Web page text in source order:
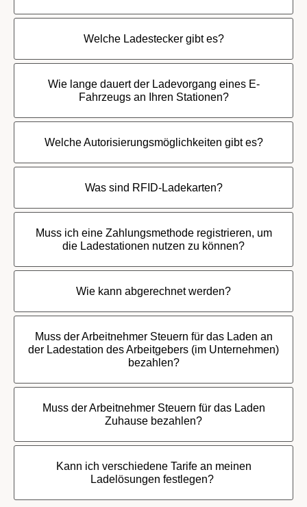
Welche Ladestecker gibt es?
Wie lange dauert der Ladevorgang eines E-
Fahrzeugs an Ihren Stationen?
Welche Autorisierungsmöglichkeiten gibt es?
Was sind RFID-Ladekarten?
Muss ich eine Zahlungsmethode registrieren, um
die Ladestationen nutzen zu können?
Wie kann abgerechnet werden?
Muss der Arbeitnehmer Steuern für das Laden an
der Ladestation des Arbeitgebers (im Unternehmen)
bezahlen?
Muss der Arbeitnehmer Steuern für das Laden
Zuhause bezahlen?
Kann ich verschiedene Tarife an meinen
Ladelösungen festlegen?